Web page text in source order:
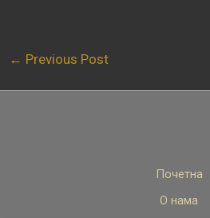
← Previous Post
Почетна
О нама